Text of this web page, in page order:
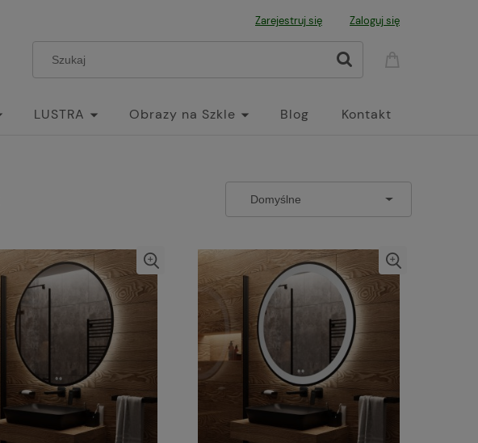
Zarejestruj się Zaloguj się
LUSTRA Obrazy na Szkle Blog Kontakt